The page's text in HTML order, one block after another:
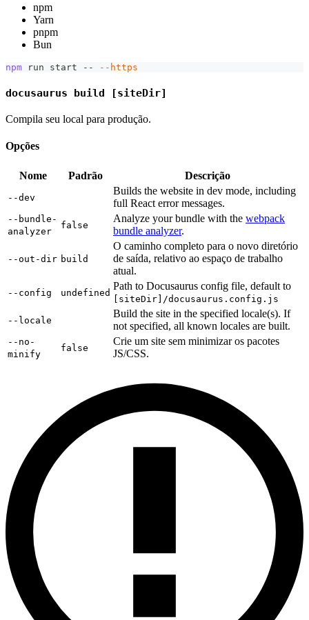
npm
Yarn
pnpm
Bun
npm run start -- --https
docusaurus build [siteDir]
Compila seu local para produção.
Opções
Nome Padrão Descrição
--dev
Builds the website in dev mode, including
full React error messages.
--bundle-
analyzer
false
Analyze your bundle with the webpack
bundle analyzer.
--out-dir build
O caminho completo para o novo diretório
de saída, relativo ao espaço de trabalho
atual.
--config undefined
Path to Docusaurus config file, default to
[siteDir]/docusaurus.config.js
--locale
Build the site in the specified locale(s). If
not specified, all known locales are built.
--no-
minify
false
Crie um site sem minimizar os pacotes
JS/CSS.